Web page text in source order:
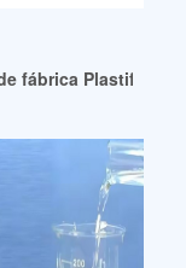
Agosto 2024
fábrica